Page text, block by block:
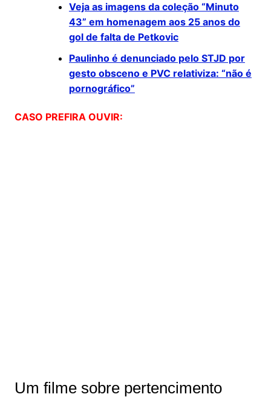
Veja as imagens da coleção “Minuto
43” em homenagem aos 25 anos do
gol de falta de Petkovic
Paulinho é denunciado pelo STJD por
gesto obsceno e PVC relativiza: “não é
pornográfico”
CASO PREFIRA OUVIR:
Um filme sobre pertencimento